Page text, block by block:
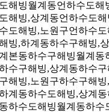
해빙월계동언하수도해
해빙,상계동언하수도
도해빙,노원구언하수
빙,하계동하수구해빙,
본동하수구해빙월계동
수구해빙,상계동하수
해빙,노원구하수구해
계동하수도해빙,상계
하수도해빙월계동하수